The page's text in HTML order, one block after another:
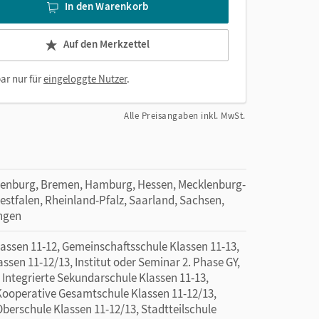
In den Warenkorb
Auf den Merkzettel
nur füreingeloggte Nutzer.
Alle Preisangaben inkl. MwSt.
Bremen, Hamburg, Hessen, Mecklenburg-
Rheinland-Pfalz, Saarland, Sachsen,
11-12, Gemeinschaftsschule Klassen 11-13,
11-12/13, Institut oder Seminar 2. Phase GY,
Sekundarschule Klassen 11-13,
Gesamtschule Klassen 11-12/13,
Klassen 11-12/13, Stadtteilschule